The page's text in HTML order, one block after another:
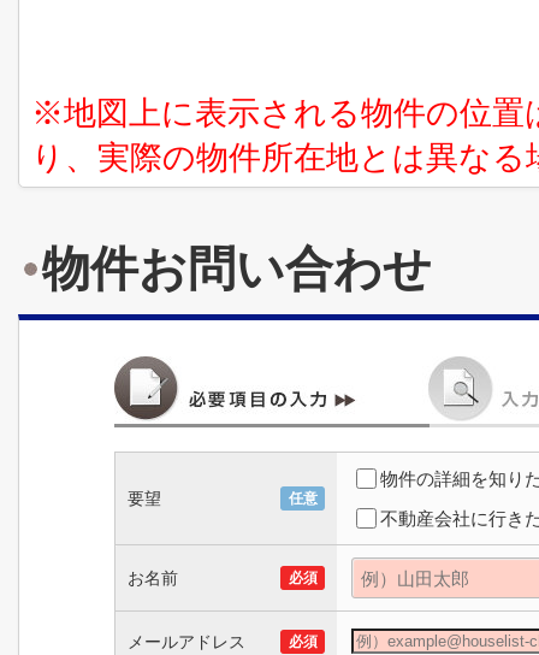
※地図上に表示される物件の位
り、実際の物件所在地とは異な
物件お問い合わせ
要望 任意
物件の詳細を知り
不動産会社に行き
お名前 必須
メールアドレス 必須